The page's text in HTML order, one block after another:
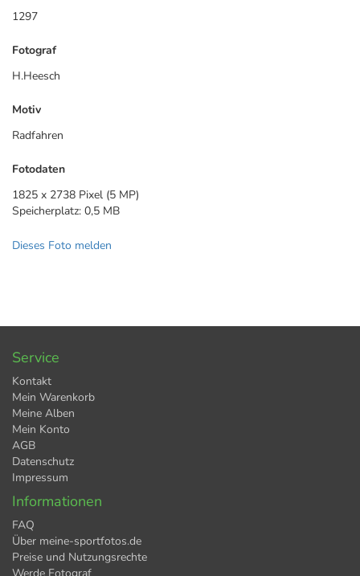
1297
Fotograf
H.Heesch
Motiv
Radfahren
Fotodaten
1825 x 2738 Pixel (5 MP)
Speicherplatz: 0,5 MB
Dieses Foto melden
Service
Kontakt
Mein Warenkorb
Meine Alben
Mein Konto
AGB
Datenschutz
Impressum
Informationen
FAQ
Über meine-sportfotos.de
Preise und Nutzungsrechte